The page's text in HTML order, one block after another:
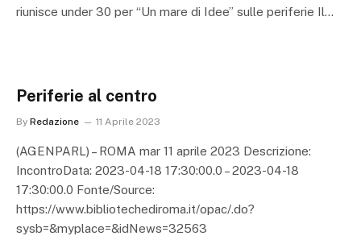
riunisce under 30 per “Un mare di Idee” sulle periferie Il…
Periferie al centro
By Redazione 11 Aprile 2023
(AGENPARL) – ROMA mar 11 aprile 2023 Descrizione:
IncontroData: 2023-04-18 17:30:00.0 – 2023-04-18
17:30:00.0 Fonte/Source:
https://www.bibliotechediroma.it/opac/.do?
sysb=&myplace=&idNews=32563